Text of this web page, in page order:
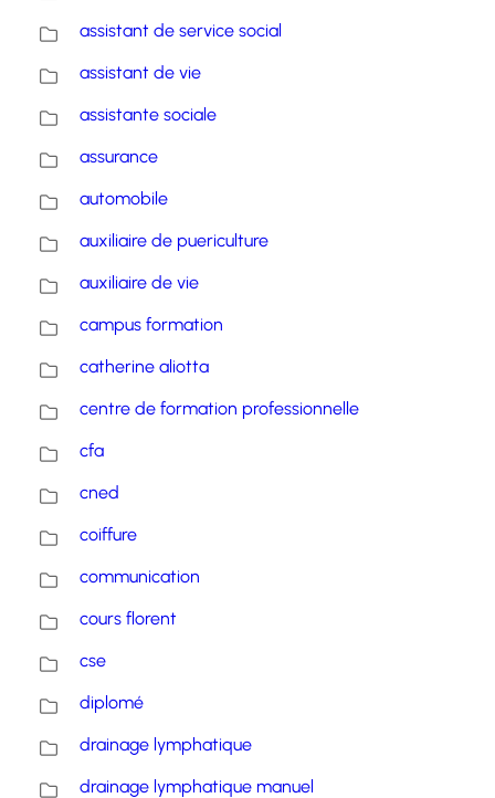
assistant de service social
assistant de vie
assistante sociale
assurance
automobile
auxiliaire de puericulture
auxiliaire de vie
campus formation
catherine aliotta
centre de formation professionnelle
cfa
cned
coiffure
communication
cours florent
cse
diplomé
drainage lymphatique
drainage lymphatique manuel